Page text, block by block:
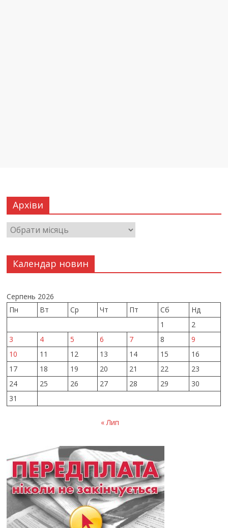
Архіви
Календар новин
Серпень 2026
Пн
Вт Ср Чт Пт Сб
Нд
1
2
3
4 5 6 7 8
9
10
11 12 13 14 15
16
17
18 19 20 21 22
23
24
25 26 27 28 29
30
31
« Лип